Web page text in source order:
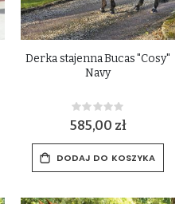
Derka stajenna Bucas "Cosy"
Navy
Rating:
0%
585,00 zł
DODAJ DO KOSZYKA